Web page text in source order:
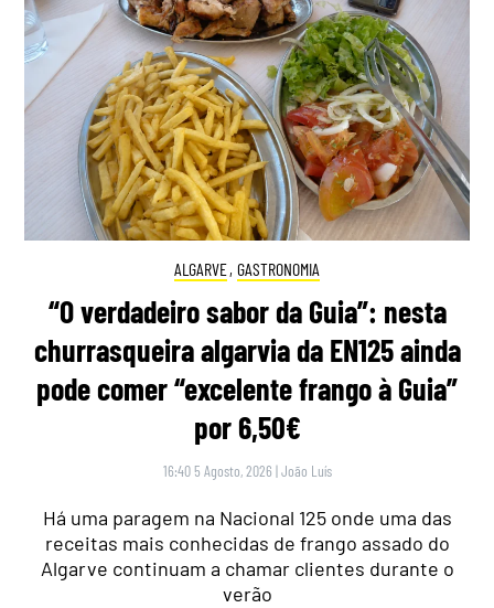
ALGARVE, GASTRONOMIA
“O verdadeiro sabor da Guia”: nesta
churrasqueira algarvia da EN125 ainda
pode comer “excelente frango à Guia”
por 6,50€
16:40 5 Agosto, 2026 |João Luís
Há uma paragem na Nacional 125 onde uma das
receitas mais conhecidas de frango assado do
Algarve continuam a chamar clientes durante o
verão